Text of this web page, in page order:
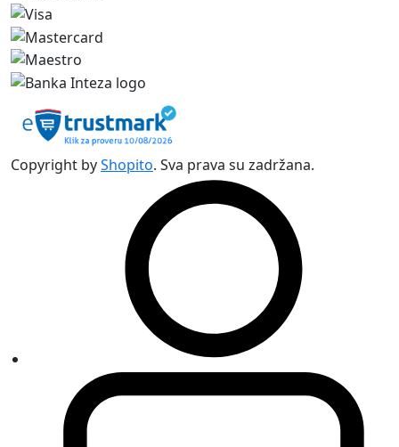
Copyright byShopito. Sva prava su zadržana.